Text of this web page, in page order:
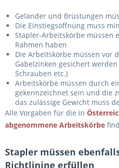
Geländer und Brüstungen
Die Einstiegsöffnung muss
Stapler-Arbeitskörbe müssen
Rahmen haben
Die Arbeitskörbe müssen vor
Gabelzinken gesichert
Schrauben etc.)
Arbeitskörbe müssen durch
gekennzeichnet sein und die
das zulässige Gewicht muss
Alle Vorgaben für die in
abgenommene Arbeitskörbe
Stapler müssen
Richtlinine erfüllen